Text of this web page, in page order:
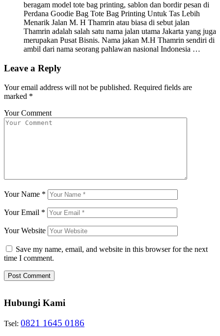
beragam model tote bag printing, sablon dan bordir pesan di
Perdana Goodie Bag Tote Bag Printing Untuk Tas Lebih
Menarik Jalan M. H Thamrin atau biasa di sebut jalan
Thamrin adalah salah satu nama jalan utama Jakarta yang juga
merupakan Pusat Bisnis. Nama jakan M.H Thamrin sendiri di
ambil dari nama seorang pahlawan nasional Indonesia …
Leave a Reply
Your email address will not be published. Required fields are
marked *
Your Comment
Your Name *
Your Email *
Your Website
Save my name, email, and website in this browser for the next
time I comment.
Hubungi Kami
Tsel: 0821 1645 0186